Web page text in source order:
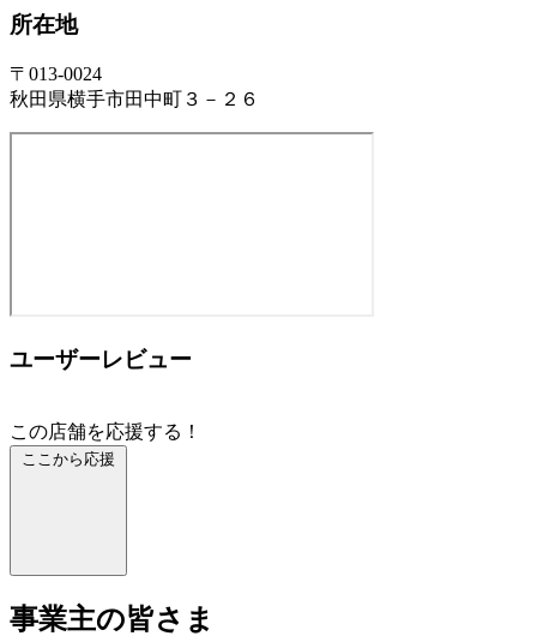
所在地
〒013-0024
秋田県横手市田中町３－２６
ユーザーレビュー
この店舗を応援する！
ここから応援
事業主の皆さま